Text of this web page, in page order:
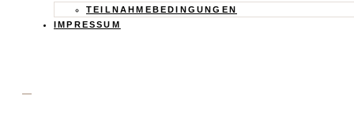
TEILNAHMEBEDINGUNGEN
IMPRESSUM